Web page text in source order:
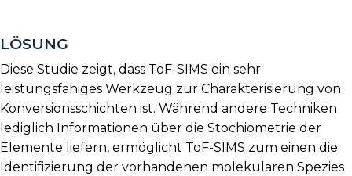
LÖSUNG
Diese Studie zeigt, dass ToF-SIMS ein sehr
leistungsfähiges Werkzeug zur Charakterisierung von
Konversionsschichten ist. Während andere Techniken
lediglich Informationen über die Stochiometrie der
Elemente liefern, ermöglicht ToF-SIMS zum einen die
Identifizierung der vorhandenen molekularen Spezies